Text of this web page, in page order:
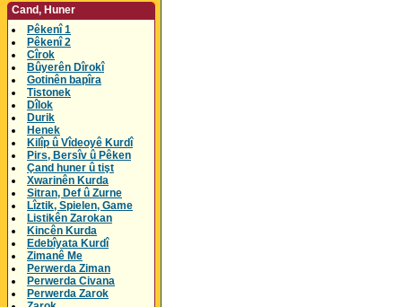
Cand, Huner
Pêkenî 1
Pêkenî 2
Cîrok
Bûyerên Dîrokî
Gotinên bapîra
Tistonek
Dîlok
Durik
Henek
Kilîp û Vîdeoyê Kurdî
Pirs, Bersîv û Pêken
Çand huner û tişt
Xwarinên Kurda
Sitran, Def û Zurne
Lîztik, Spielen, Game
Listikên Zarokan
Kincên Kurda
Edebîyata Kurdî
Zimanê Me
Perwerda Ziman
Perwerda Civana
Perwerda Zarok